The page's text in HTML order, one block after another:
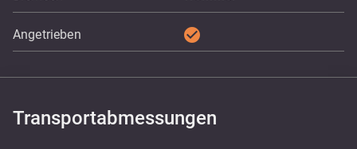
Angetrieben check_circle
Transportabmessungen